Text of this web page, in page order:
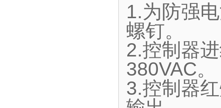
1.为防强
螺钉。
2.控制器
380VAC。
3.控制器